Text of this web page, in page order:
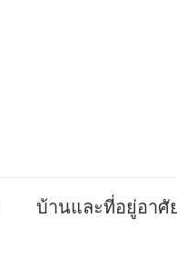
บ้านและที่อยู่อาศั